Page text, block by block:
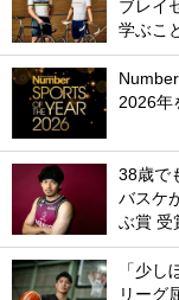
ブレイ
学ぶこ
2026年
38歳で
バスケ
ぶ賞 受
「少
リーグ